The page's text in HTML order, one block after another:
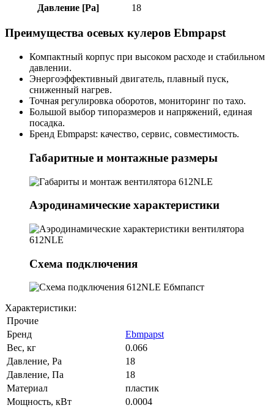
Давление [Pa]
18
Преимущества осевых кулеров Ebmpapst
Компактный корпус при высоком расходе и стабильном
давлении.
Энергоэффективный двигатель, плавный пуск,
сниженный нагрев.
Точная регулировка оборотов, мониторинг по тахо.
Большой выбор типоразмеров и напряжений, единая
посадка.
Бренд Ebmpapst: качество, сервис, совместимость.
Габаритные и монтажные размеры
Аэродинамические характеристики
Схема подключения
Характеристики:
Прочие
Бренд
Ebmpapst
Вес, кг
0.066
Давление, Pa
18
Давление, Па
18
Материал
пластик
Мощность, кВт
0.0004